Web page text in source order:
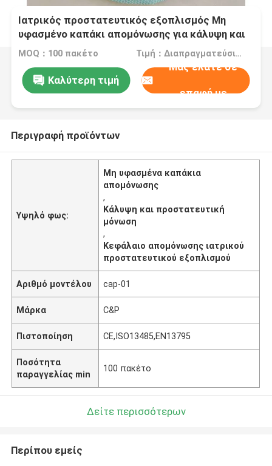
Ιατρικός προστατευτικός εξοπλισμός Μη
υφασμένο καπάκι απομόνωσης για κάλυψη και
προστασία
MOQ：100 πακέτο Τιμή：Διαπραγματεύσιμα
Καλύτερη τιμή
Μας ελάτε σε
επαφή με
Περιγραφή προϊόντων
Υψηλό φως:
Μη υφασμένα καπάκια
απομόνωσης
,
Κάλυψη και προστατευτική
μόνωση
,
Κεφάλαιο απομόνωσης ιατρικού
προστατευτικού εξοπλισμού
Αριθμό μοντέλου cap-01
Μάρκα C&P
Πιστοποίηση CE,ISO13485,EN13795
Ποσότητα
παραγγελίας min
100 πακέτο
Δείτε περισσότερων
Περίπου εμείς